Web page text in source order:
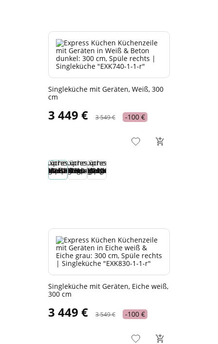
Singleküche mit Geräten, Weiß, 300
cm
3 449 € 3 549 € -100 €
Singleküche mit Geräten, Eiche weiß,
300 cm
3 449 € 3 549 € -100 €